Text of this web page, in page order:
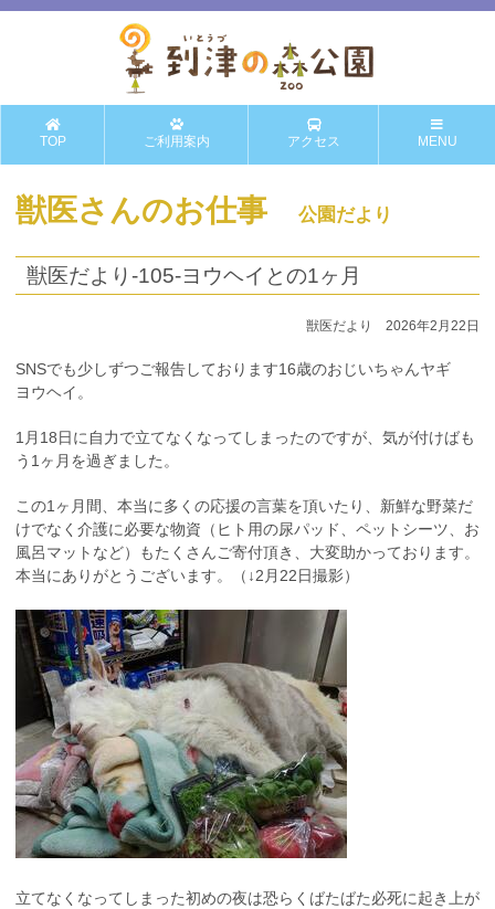
TOP ご利用案内 アクセス MENU
獣医さんのお仕事 公園だより
獣医だより-105-ヨウヘイとの1ヶ月
獣医だより 2026年2月22日
SNSでも少しずつご報告しております16歳のおじいちゃんヤギ
ヨウヘイ。
1月18日に自力で立てなくなってしまったのですが、気が付けばも
う1ヶ月を過ぎました。
この1ヶ月間、本当に多くの応援の言葉を頂いたり、新鮮な野菜だ
けでなく介護に必要な物資（ヒト用の尿パッド、ペットシーツ、お
風呂マットなど）もたくさんご寄付頂き、大変助かっております。
本当にありがとうございます。（↓2月22日撮影）
立てなくなってしまった初めの夜は恐らくばたばた必死に起き上が